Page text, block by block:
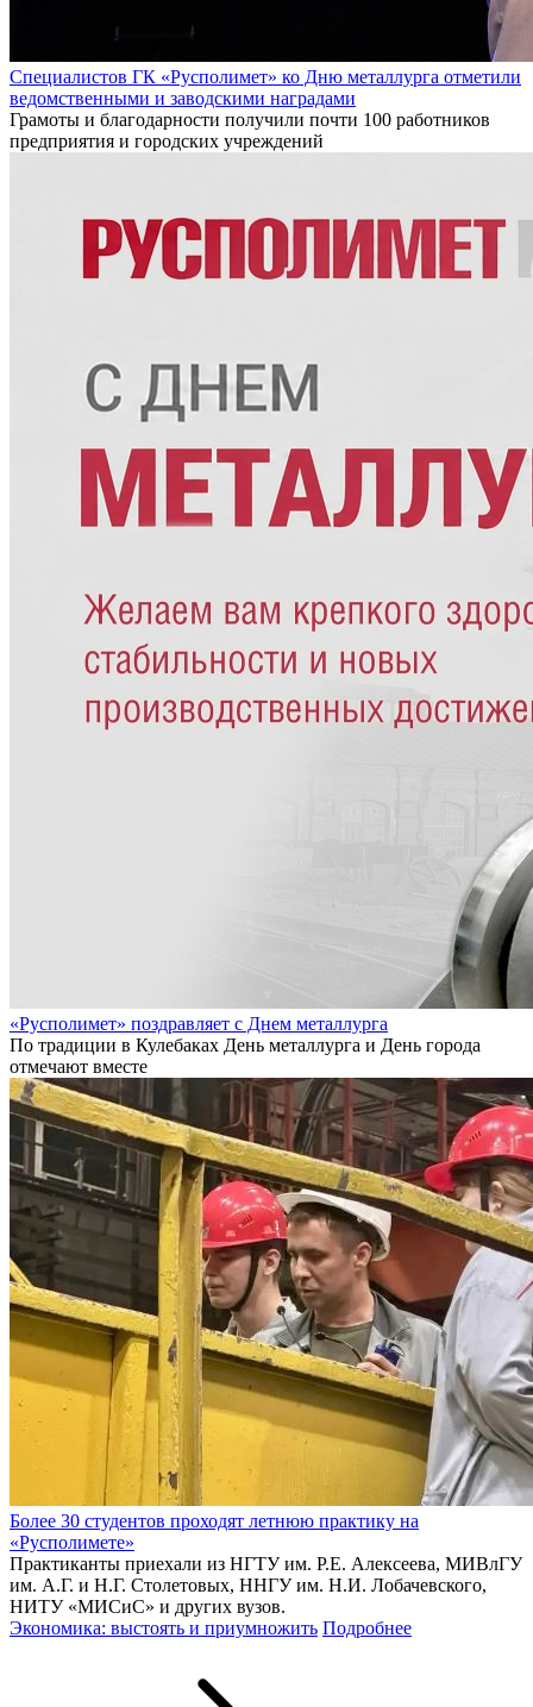
Специалистов ГК «Русполимет» ко Дню металлурга отметили
ведомственными и заводскими наградами
Грамоты и благодарности получили почти 100 работников
предприятия и городских учреждений
«Русполимет» поздравляет с Днем металлурга
По традиции в Кулебаках День металлурга и День города
отмечают вместе
Более 30 студентов проходят летнюю практику на
«Русполимете»
Практиканты приехали из НГТУ им. Р.Е. Алексеева, МИВлГУ
им. А.Г. и Н.Г. Столетовых, ННГУ им. Н.И. Лобачевского,
НИТУ «МИСиС» и других вузов.
Экономика: выстоять и приумножить Подробнее